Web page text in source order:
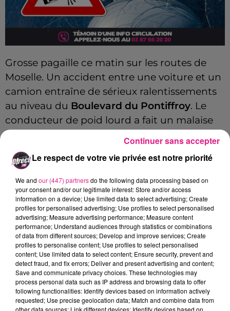
Grosse pagaille ce matin sur les routes de
Moselle. Un accident entre une voiture et un
camion entraîne de sérieux ralentissements
au niveau du Boulevard du Pontiffroy. Le
conducteur de poid lourd a fait un malaise
et il a été pris en charge par les secours mais
il n'a pas été blessé dans l'accident.
Cette perturbation a été ressenti jusqu’à la
sortie numéro 32 de l’A31dans le sens Nancy-
Metz.
Merci à Julie, Joëlle, Jean-Louis, Eric, Maxime,
Océane et Carole pour leurs appels au 03-87-
66-20-20.
FIL ACTUS
12h06
Le respect de votre vie privée est notre priorité
We and our (447) partnersdo the following data processing based on
your consent and/or our legitimate interest: Store and/or access
information on a device; Use limited data to select advertising; Create
profiles for personalised advertising; Use profiles to select personalised
advertising; Measure advertising performance; Measure content
performance; Understand audiences through statistics or combinations
of data from different sources; Develop and improve services; Create
profiles to personalise content; Use profiles to select personalised
content; Use limited data to select content; Ensure security, prevent and
detect fraud, and fix errors; Deliver and present advertising and content;
Save and communicate privacy choices. These technologies may
process personal data such as IP address and browsing data to offer
following functionalities: Identify devices based on information actively
requested; Use precise geolocation data; Match and combine data from
other data sources; Link different devices; Identify devices based on
Continuer sans accepter